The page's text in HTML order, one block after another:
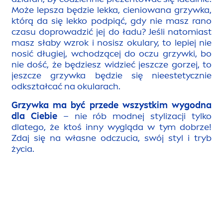
Może lepsza będzie lekka, cieniowana grzywka,
którą da się lekko podpiąć, gdy nie masz rano
czasu doprowadzić jej do ładu? Jeśli natomiast
masz słaby wzrok i nosisz okulary, to lepiej nie
nosić długiej, wchodzącej do oczu grzywki, bo
nie dość, że będziesz widzieć jeszcze gorzej, to
jeszcze grzywka będzie się nieestetycznie
odkształcać na okularach.
Grzywka ma być przede wszystkim wygodna
dla Ciebie– nie rób modnej stylizacji tylko
dlatego, że ktoś inny wygląda w tym dobrze!
Zdaj się na własne odczucia, swój styl i tryb
życia.